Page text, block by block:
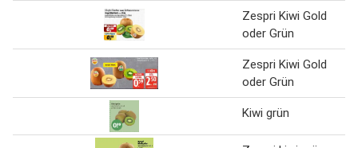
Zespri Kiwi Gold
oder Grün
Zespri Kiwi Gold
oder Grün
Kiwi grün